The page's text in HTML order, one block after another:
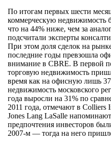
По итогам первых шести
коммерческую недвижимость
что на 44% ниже, чем за
подсчитали эксперты
При этом доля сделок на
последние годы превзошла
внимание в CBRE. В первой
торговую недвижимость
время как на офисную лишь
недвижимость московского
года выросли на 31% по
2011 года, отмечают в
Jones Lang LaSalle
предпочтения инвесторов
2007-м — тогда на него